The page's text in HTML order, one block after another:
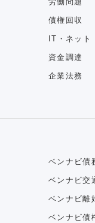
債権回収
IT・ネット
資金調達
企業法務
ベンナビ債
ベンナビ交
ベンナビ離
ベンナビ債